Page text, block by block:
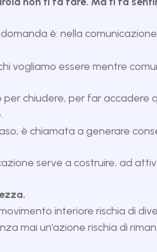
è: nella
vogliamo essere mentre
per chiudere, per far
è chiamata a generare
serve a costruire, ad
interiore rischia di
mai un’azione rischia di